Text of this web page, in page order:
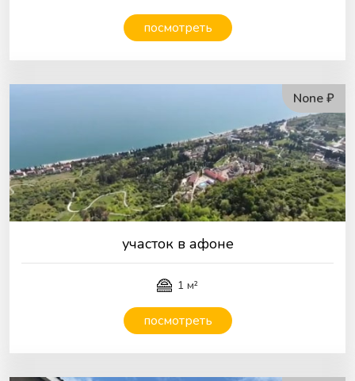
посмотреть
None ₽
участок в афоне
1 м²
посмотреть